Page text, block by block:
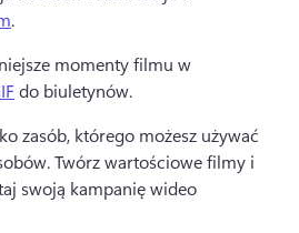
.
momenty filmu w
do biuletynów.
zasób, którego możesz używać
Twórz wartościowe filmy i
swoją kampanię wideo